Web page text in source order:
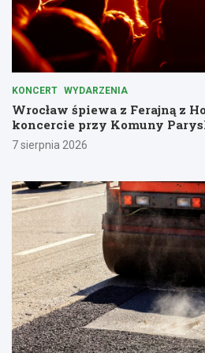
KONCERT WYDARZENIA
Wrocław śpiewa z Ferajną z
koncercie przy Komuny
7 sierpnia 2026